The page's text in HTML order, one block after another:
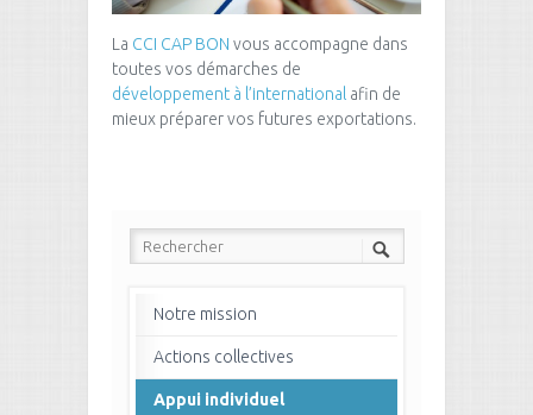
La CCI CAP BON vous accompagne dans
toutes vos démarches de
développement à l’international afin de
mieux préparer vos futures exportations.
Notre mission
Actions collectives
Appui individuel